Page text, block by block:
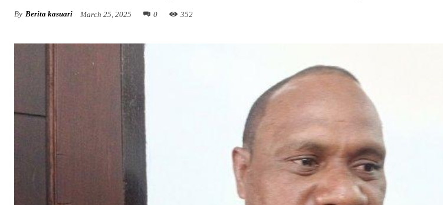
By Berita kasuari March 25, 2025 0 352